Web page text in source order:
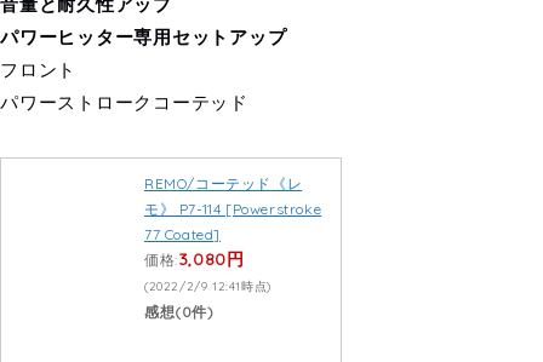
音量と耐久性アップ
パワーヒッター専用セットアップ
フロント
パワーストロークコーテッド
REMO/コーテッド《レ
モ》 P7-114 [Powerstroke
77 Coated]
価格:3,080円
(2022/2/9 12:41時点)
感想(0件)